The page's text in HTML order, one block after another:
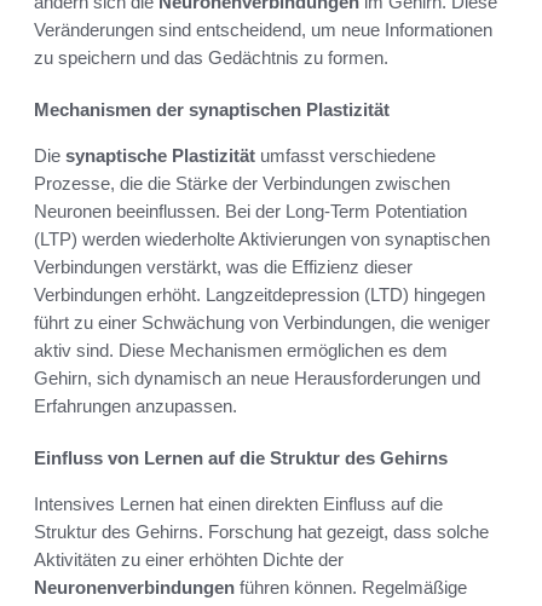
Veränderungen sind entscheidend, um neue Informationen
zu speichern und das Gedächtnis zu formen.
Mechanismen der synaptischen Plastizität
Die synaptische Plastizität umfasst verschiedene
Prozesse, die die Stärke der Verbindungen zwischen
Neuronen beeinflussen. Bei der Long-Term Potentiation
(LTP) werden wiederholte Aktivierungen von synaptischen
Verbindungen verstärkt, was die Effizienz dieser
Verbindungen erhöht. Langzeitdepression (LTD) hingegen
führt zu einer Schwächung von Verbindungen, die weniger
aktiv sind. Diese Mechanismen ermöglichen es dem
Gehirn, sich dynamisch an neue Herausforderungen und
Erfahrungen anzupassen.
Einfluss von Lernen auf die Struktur des Gehirns
Intensives Lernen hat einen direkten Einfluss auf die
Struktur des Gehirns. Forschung hat gezeigt, dass solche
Aktivitäten zu einer erhöhten Dichte der
Neuronenverbindungen führen können. Regelmäßige